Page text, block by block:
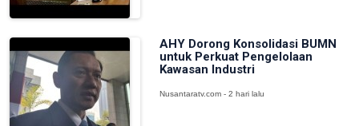
AHY Dorong Konsolidasi BUMN
untuk Perkuat Pengelolaan
Kawasan Industri
Nusantaratv.com - 2 hari lalu